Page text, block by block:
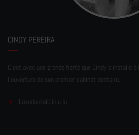
CINDY PEREIRA
C'est avec une grande fierté que Cindy s'installe
l'ouverture de son premier cabinet dentaire.
Luxedentalclinic.lu